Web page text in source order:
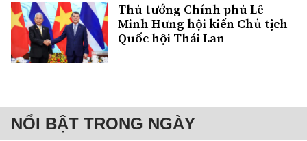
Thủ tướng Chính phủ Lê
Minh Hưng hội kiến Chủ tịch
Quốc hội Thái Lan
NỔI BẬT TRONG NGÀY